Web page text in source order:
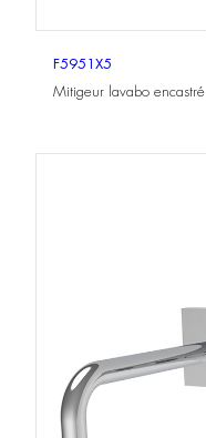
F5951X5
Mitigeur lavabo encastré